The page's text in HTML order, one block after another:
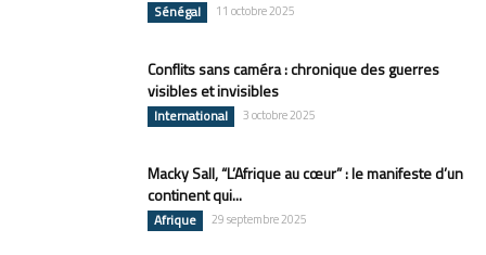
Sénégal 11 octobre 2025
Conflits sans caméra : chronique des guerres
visibles et invisibles
International 3 octobre 2025
Macky Sall, “L’Afrique au cœur” : le manifeste d’un
continent qui...
Afrique 29 septembre 2025